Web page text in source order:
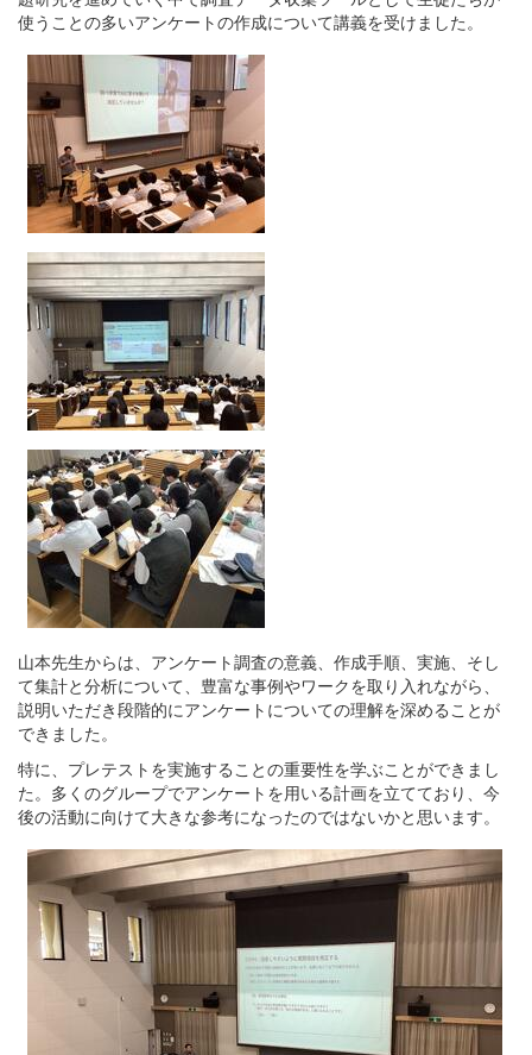
使うことの多いアンケートの作成について講義を受けました。
山本先生からは、アンケート調査の意義、作成手順、実施、そし
て集計と分析について、豊富な事例やワークを取り入れながら、
説明いただき段階的にアンケートについての理解を深めることが
できました。
特に、プレテストを実施することの重要性を学ぶことができまし
た。多くのグループでアンケートを用いる計画を立てており、今
後の活動に向けて大きな参考になったのではないかと思います。